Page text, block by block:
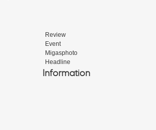
Review
Event
Migasphoto
Headline
Information